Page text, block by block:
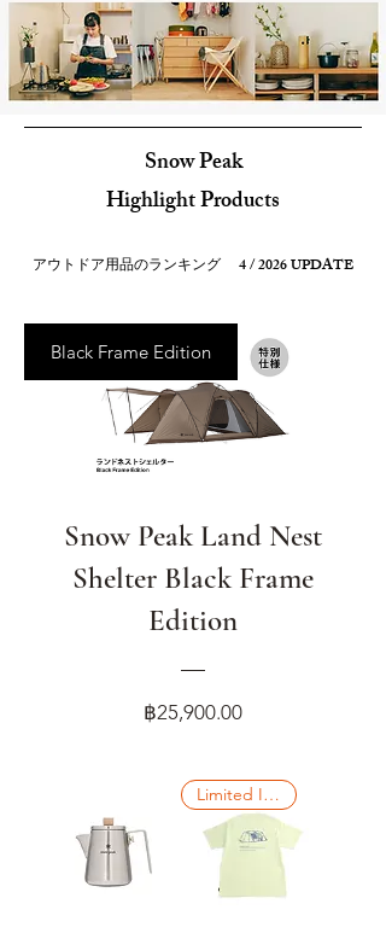
Snow Peak
Highlight Products
アウトドア用品のランキング 4/ 2026 UPDATE
Black Frame Edition
Snow Peak Land Nest
Shelter Black Frame
Edition
฿25,900.00Price
Limited Items